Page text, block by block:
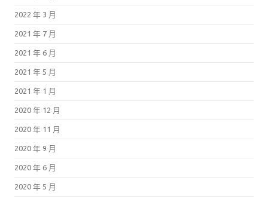
2022 年 3 月
2021 年 7 月
2021 年 6 月
2021 年 5 月
2021 年 1 月
2020 年 12 月
2020 年 11 月
2020 年 9 月
2020 年 6 月
2020 年 5 月